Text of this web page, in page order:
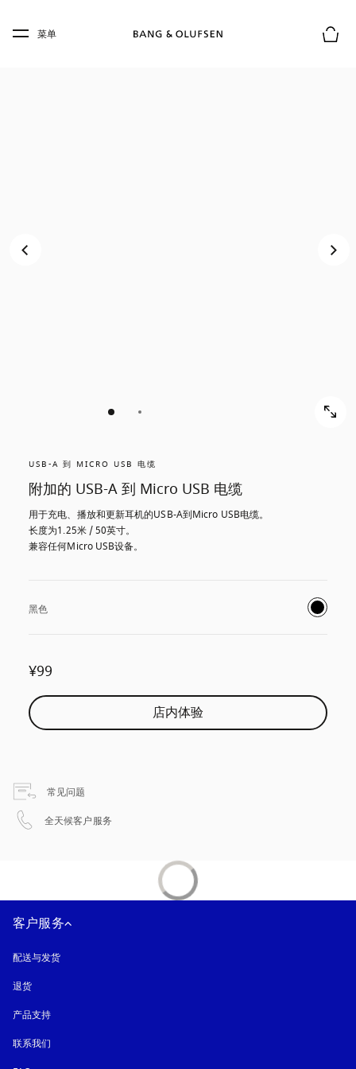
Skip to main footer
菜单
USB-A 到 MICRO USB 电缆
附加的 USB-A 到 Micro USB 电缆
用于充电、播放和更新耳机的USB-A到Micro USB电缆。
长度为1.25米 / 50英寸。
兼容任何Micro USB设备。
黑色
¥99
店内体验
常见问题
全天候客户服务
客户服务
配送与发货
退货
产品支持
联系我们